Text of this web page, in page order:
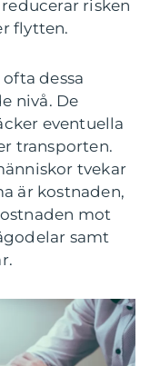
risken
flytten.
dessa
nivå. De
eventuella
transporten.
tvekar
är kostnaden,
mot
samt